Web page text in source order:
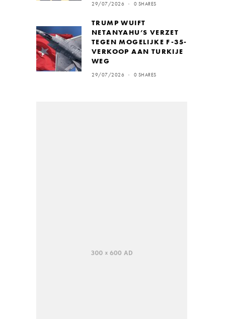
29/07/2026 0 SHARES
TRUMP WUIFT
NETANYAHU’S VERZET
TEGEN MOGELIJKE F-35-
VERKOOP AAN TURKIJE
WEG
29/07/2026 0 SHARES